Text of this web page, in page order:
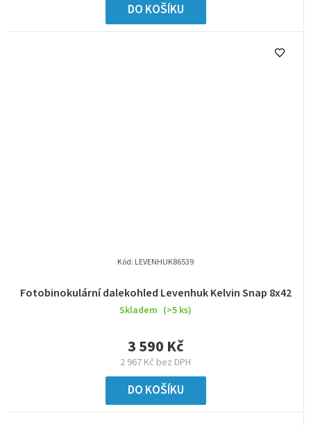
DO KOŠÍKU
Fotobinokulární dalekohled Levenhuk Kelvin Snap 8x42
Skladem (>5 ks)
2 967 Kč bez DPH
3 590 Kč
DO KOŠÍKU
Kód: LEVENHUK86539